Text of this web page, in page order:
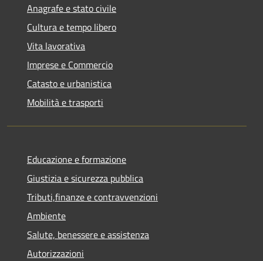
Anagrafe e stato civile
Cultura e tempo libero
Vita lavorativa
Imprese e Commercio
Catasto e urbanistica
Mobilità e trasporti
Educazione e formazione
Giustizia e sicurezza pubblica
Tributi,finanze e contravvenzioni
Ambiente
Salute, benessere e assistenza
Autorizzazioni